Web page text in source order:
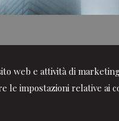
web e attività di
le impostazioni relative ai